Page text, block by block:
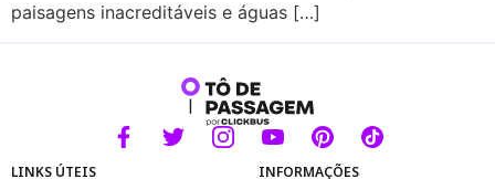
paisagens inacreditáveis e águas […]
LINKS ÚTEIS INFORMAÇÕES